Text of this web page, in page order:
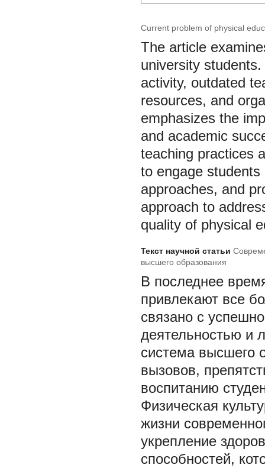
Current problem of physical
The article
university
activity, outdated
resources, and
emphasizes the
and academic
teaching practices
to engage
approaches, and
approach to
quality of physical
Текст научной статьи
высшего образования
В последнее
привлекают все
связано с
деятельностью и
система высшего
вызовов,
воспитанию
Физическая
жизни
укрепление
способностей,